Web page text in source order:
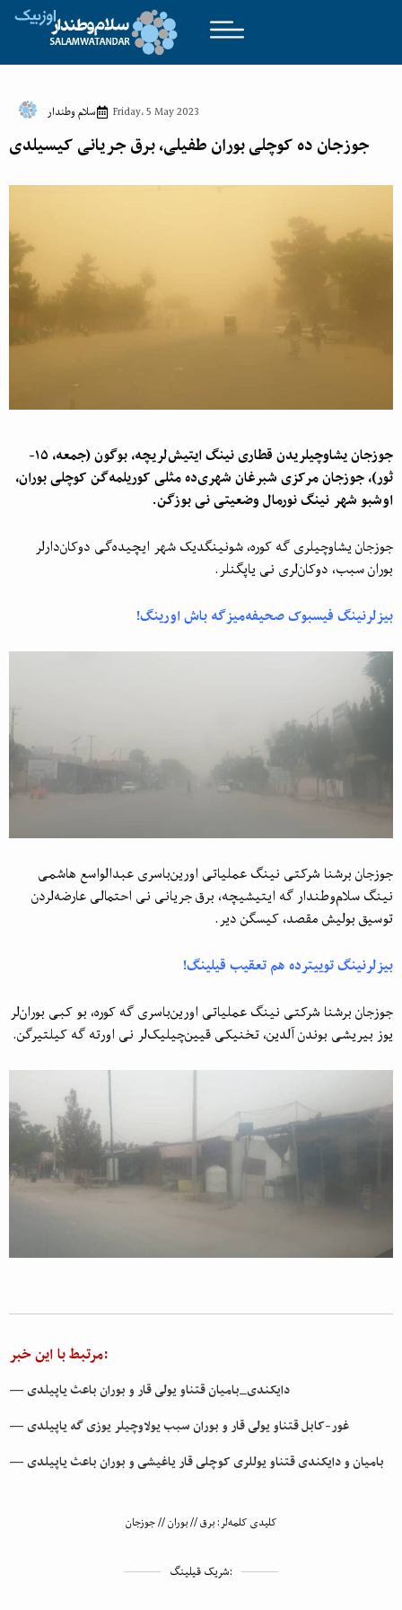
سلام وطندار Friday، 5 May 2023
جوزجان ده کوچلی بوران طفیلی، برق جریانی کیسیلدی
جوزجان یشاوچیلریدن قطاری نینگ ایتیش‌لریچه، بوگون (جمعه، ۱۵-
ثور)، جوزجان مرکزی شبرغان شهری‌دهمثلی کوریلمه‌گنکوچلی بوران،
اوشبو شهر نینگ نورمال وضعیتی نی بوزگن.
جوزجان یشاوچیلری گه کوره، شونینگدیک شهر ایچیده‌گی دوکان‌دارلر
بوران سبب، دوکان‌لری نی یاپگنلر.
بیزلرنینگ فیسبوک صحیفه‌میزگه باش اورینگ!
جوزجان برشنا شرکتی نینگ عملیاتی اورین‌باسری عبدالواسع هاشمی
نینگ سلام‌وطندار گه ایتیشیچه، برق جریانی نی احتمالی عارضه‌لردن
توسیق بولیش مقصد، کیسگن دیر.
بیزلرنینگ توییترده هم تعقیب قیلینگ!
جوزجان برشنا شرکتی نینگ عملیاتی اورین‌باسری گه کوره، بو کبی بوران‌لر
یوز بیریشی بوندن آلدین، تخنیکی قیین‌چیلیک‌لر نی اورته گه کیلتیرگن.
مرتبط با این خبر:
— دایکندی_بامیان قتناو یولی قار و بوران باعث یاپیلدی
— غور-کابل قتناو یولی قار و بوران سبب یولاوچیلر یوزی گه یاپیلدی
— بامیان و دایکندی قتناو یوللری کوچلی قار یاغیشی و بوران باعث یاپیلدی
کلیدی کلمه‌لر:برق//بوران//جوزجان
شریک قیلینگ: